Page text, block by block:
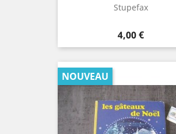
Stupefax
Prix
4,00 €
NOUVEAU